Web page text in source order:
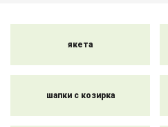
качулки, дънки и шапки.
вашия мотоциклет в студеното
якета
шапки с козирка